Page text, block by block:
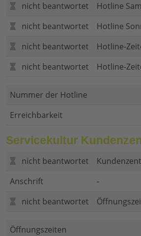
nicht beantwortet
Hotline
nicht beantwortet
Hotline
nicht beantwortet
Hotline-
nicht beantwortet
Hotline-
Nummer der Hotline
Erreichbarkeit
Servicekultur
nicht beantwortet
Anschrift
-
nicht beantwortet
Öffnungszeiten